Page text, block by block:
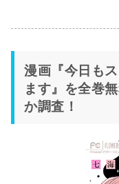
漫画『今日も
ます』を全巻
か調査！